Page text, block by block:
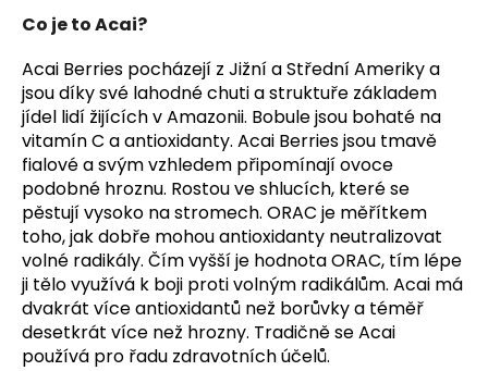
Co je to Acai?
Acai Berries pocházejí z Jižní a Střední Ameriky a
jsou díky své lahodné chuti a struktuře základem
jídel lidí žijících v Amazonii. Bobule jsou bohaté na
vitamín C a antioxidanty. Acai Berries jsou tmavě
fialové a svým vzhledem připomínají ovoce
podobné hroznu. Rostou ve shlucích, které se
pěstují vysoko na stromech. ORAC je měřítkem
toho, jak dobře mohou antioxidanty neutralizovat
volné radikály. Čím vyšší je hodnota ORAC, tím lépe
ji tělo využívá k boji proti volným radikálům. Acai má
dvakrát více antioxidantů než borůvky a téměř
desetkrát více než hrozny. Tradičně se Acai
používá pro řadu zdravotních účelů.
r
u
č
u
j
e
m
e